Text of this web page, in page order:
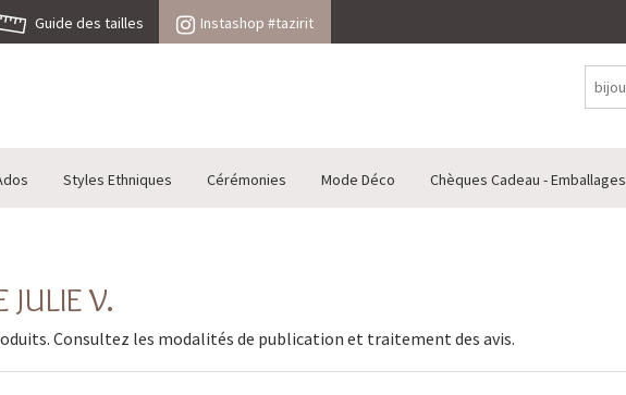
Guide des tailles Instashop #tazirit
Styles Ethniques Cérémonies Mode Déco Chèques Cadeau - Emballages
JULIE V.
Consultez les modalités de publication et traitement des avis.